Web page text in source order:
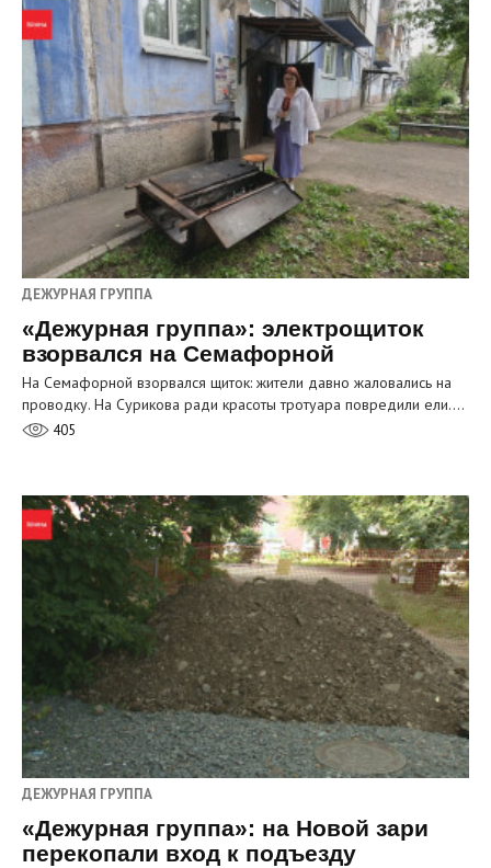
ДЕЖУРНАЯ ГРУППА
«Дежурная группа»: электрощиток
взорвался на Семафорной
На Семафорной взорвался щиток: жители давно жаловались на
проводку. На Сурикова ради красоты тротуара повредили ели.…
405
ДЕЖУРНАЯ ГРУППА
«Дежурная группа»: на Новой зари
перекопали вход к подъезду